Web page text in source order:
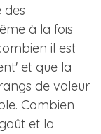
à la fois
il est
et que la
de valeur
Combien
et la